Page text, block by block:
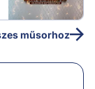
műsorhoz